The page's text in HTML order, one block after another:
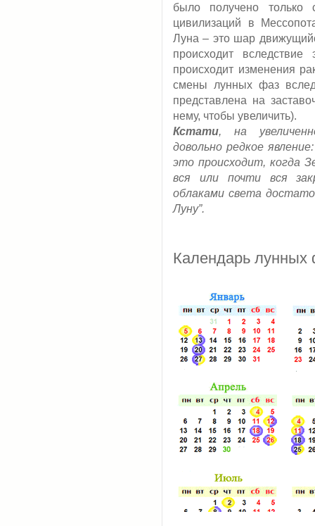
было получено только
цивилизаций в
Луна – это шар
происходит
происходит изменения
смены лунных фаз
представлена на
нему, чтобы увеличить).
Кстати, на
довольно редкое
это происходит, когда
вся или почти вся
облаками света
Луну”.
Календарь